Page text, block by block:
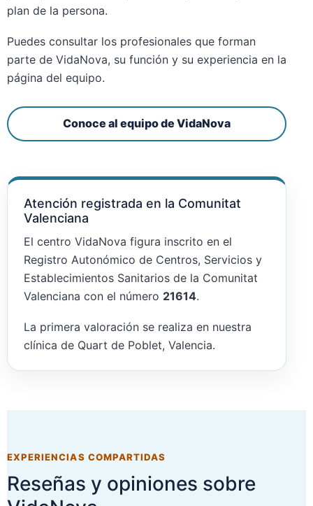
plan de la persona.
Puedes consultar los profesionales que forman
parte de VidaNova, su función y su experiencia en la
página del equipo.
Conoce al equipo de VidaNova
Atención registrada en la Comunitat
Valenciana
El centro VidaNova figura inscrito en el
Registro Autonómico de Centros, Servicios y
Establecimientos Sanitarios de la Comunitat
Valenciana con el número 21614.
La primera valoración se realiza en nuestra
clínica de Quart de Poblet, Valencia.
EXPERIENCIAS COMPARTIDAS
Reseñas y opiniones sobre